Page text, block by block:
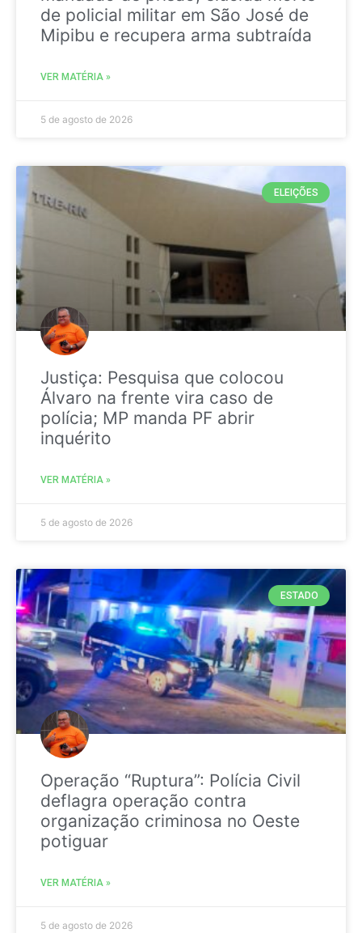
de policial militar em São José de
Mipibu e recupera arma subtraída
VER MATÉRIA »
5 de agosto de 2026
ELEIÇÕES
Justiça: Pesquisa que colocou
Álvaro na frente vira caso de
polícia; MP manda PF abrir
inquérito
VER MATÉRIA »
5 de agosto de 2026
ESTADO
Operação “Ruptura”: Polícia Civil
deflagra operação contra
organização criminosa no Oeste
potiguar
VER MATÉRIA »
5 de agosto de 2026